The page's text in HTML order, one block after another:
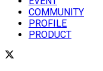
COMMUNITY
PROFILE
PRODUCT